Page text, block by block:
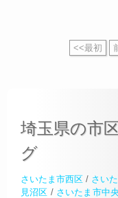
<<最初
埼玉県の市
グ
さいたま市西区 / さい
見沼区 / さいたま市中